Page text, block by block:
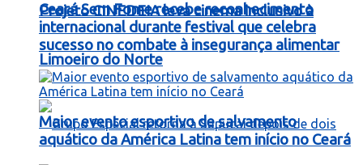
Projeto CINEDEIA leva cinema inclusivo à
Limoeiro do Norte
Ceará Sem Fome recebe reconhecimento
internacional durante festival que celebra
sucesso no combate à insegurança alimentar
Maior evento esportivo de salvamento
aquático da América Latina tem início no Ceará